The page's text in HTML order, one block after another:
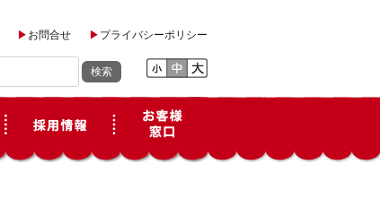
お問合せ プライバシーポリシー